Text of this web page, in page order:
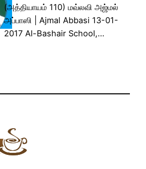
(அத்தியாயம் 110) மவ்லவி அஜ்மல்
அப்பாஸி | Ajmal Abbasi 13-01-
2017 Al-Bashair School,…